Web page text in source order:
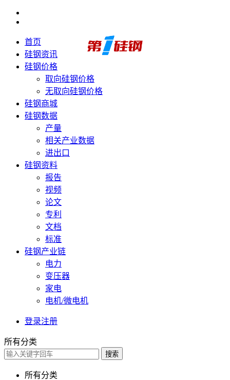
首页
硅钢资讯
硅钢价格
取向硅钢价格
无取向硅钢价格
硅钢商城
硅钢数据
产量
相关产业数据
进出口
硅钢资料
报告
视频
论文
专利
文档
标准
硅钢产业链
电力
变压器
家电
电机/微电机
登录注册
所有分类
搜索
所有分类